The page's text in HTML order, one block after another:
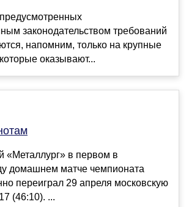
законодательством требований
напомним, только на крупные
оказывают...
«Металлург» в первом в
домашнем матче чемпионата
переиграл 29 апреля московскую
(46:10). ...